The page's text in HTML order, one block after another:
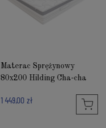
Materac Sprężynowy
80x200 Hilding Cha-cha
1 449,00 zł